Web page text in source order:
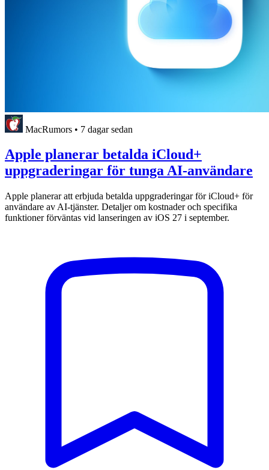
MacRumors • 7 dagar sedan
Apple planerar betalda iCloud+
uppgraderingar för tunga AI-användare
Apple planerar att erbjuda betalda uppgraderingar för iCloud+ för
användare av AI-tjänster. Detaljer om kostnader och specifika
funktioner förväntas vid lanseringen av iOS 27 i september.